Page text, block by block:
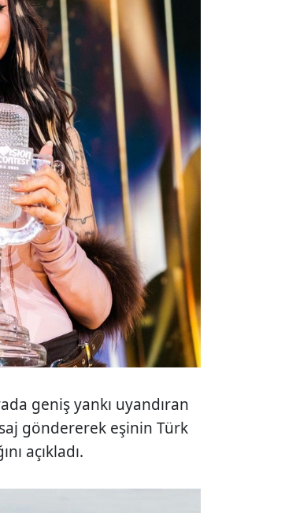
geniş yankı uyandıran
göndererek eşinin Türk
açıkladı.